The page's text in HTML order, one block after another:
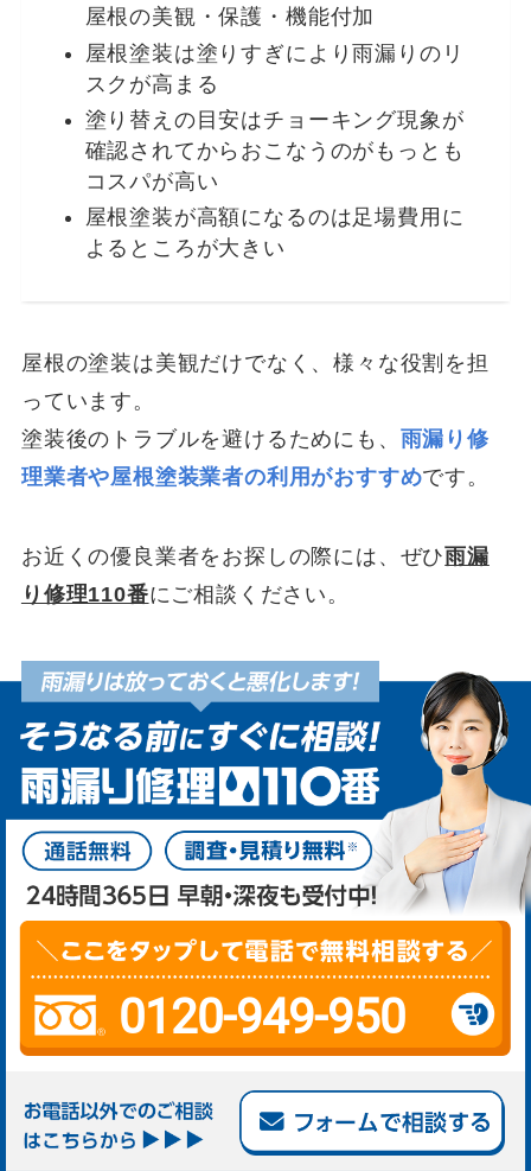
屋根の美観・保護・機能付加
屋根塗装は塗りすぎにより雨漏りのリ
スクが高まる
塗り替えの目安はチョーキング現象が
確認されてからおこなうのがもっとも
コスパが高い
屋根塗装が高額になるのは足場費用に
よるところが大きい
屋根の塗装は美観だけでなく、様々な役割を担
っています。
塗装後のトラブルを避けるためにも、 雨漏り修
理業者や屋根塗装業者の利用がおすすめです。
お近くの優良業者をお探しの際には、ぜひ雨漏
り修理110番にご相談ください。
0120-949-950